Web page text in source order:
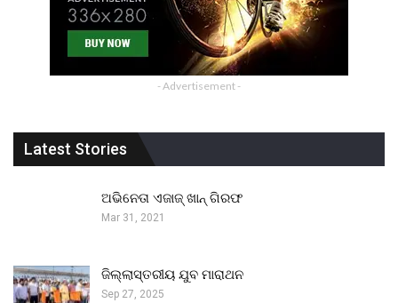
- Advertisement -
Latest Stories
ଅଭିନେତା ଏଜାଜ୍ ଖାନ୍ ଗିରଫ
Mar 31, 2021
ଜିଲ୍ଲାସ୍ତରୀୟ ଯୁବ ମାରାଥନ
Sep 27, 2025